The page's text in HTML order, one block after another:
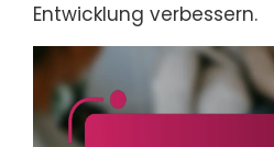
Entwicklung verbessern.